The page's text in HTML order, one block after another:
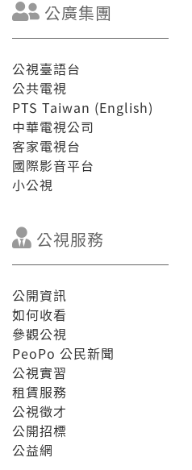
公廣集團
公視臺語台
公共電視
PTS Taiwan (English)
中華電視公司
客家電視台
國際影音平台
小公視
公視服務
公開資訊
如何收看
參觀公視
PeoPo 公民新聞
公視實習
租賃服務
公視徵才
公開招標
公益網